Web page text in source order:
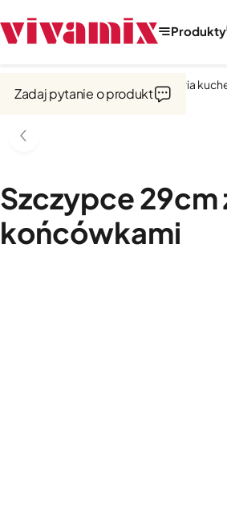
Produkty
Narzędzia i akcesoria
Szczypce
końcówkami
Zadaj pytanie o produkt